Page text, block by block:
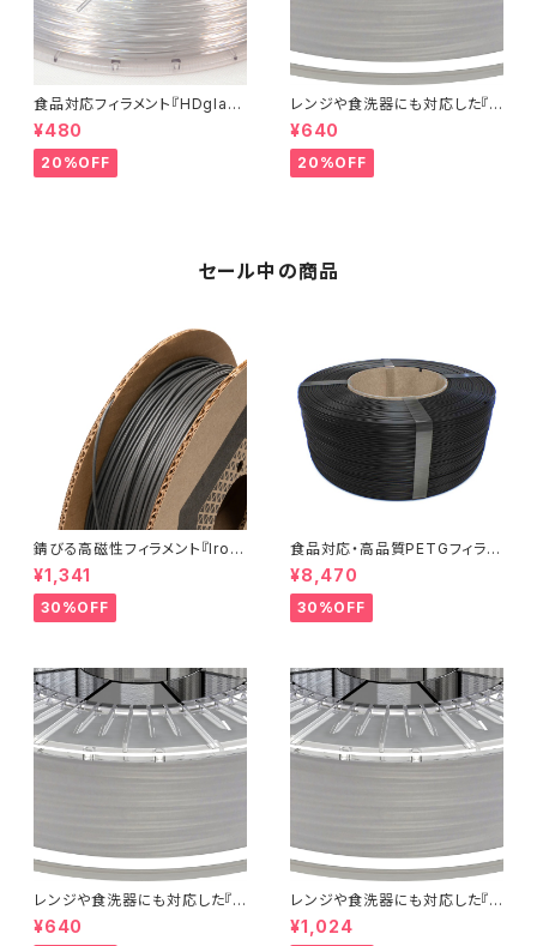
食品対応フィラメント『HDglas
s』：お試しサンプル 5M
¥480
20%OFF
レンジや食洗器にも対応した『C
entaur PP』：お試しサンプル 5
M
¥640
20%OFF
セール中の商品
錆びる高磁性フィラメント『Iron
-filled Metal Composite P
LA』：お試しサンプル 10M
¥1,341
30%OFF
食品対応・高品質PETGフィラメ
ント『EasyFil ePETG（Bambu
Coil）』
¥8,470
30%OFF
レンジや食洗器にも対応した『C
entaur PP』：お試しサンプル 5
M
¥640
レンジや食洗器にも対応した『C
entaur PP』：お試しサンプル 1
0M
¥1,024